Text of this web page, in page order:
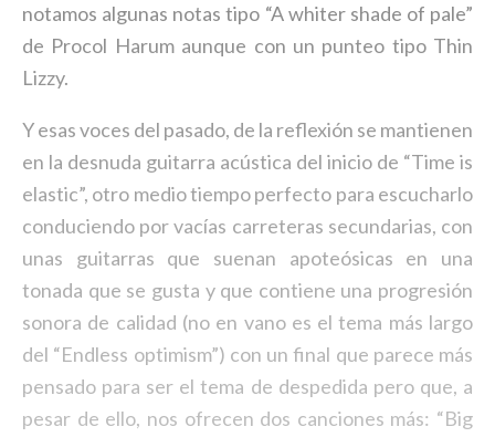
notamos algunas notas tipo “A whiter shade of pale”
de Procol Harum aunque con un punteo tipo Thin
Lizzy.
Y esas voces del pasado, de la reflexión se mantienen
en la desnuda guitarra acústica del inicio de “Time is
elastic”, otro medio tiempo perfecto para escucharlo
conduciendo por vacías carreteras secundarias, con
unas guitarras que suenan apoteósicas en una
tonada que se gusta y que contiene una progresión
sonora de calidad (no en vano es el tema más largo
del “Endless optimism”) con un final que parece más
pensado para ser el tema de despedida pero que, a
pesar de ello, nos ofrecen dos canciones más: “Big